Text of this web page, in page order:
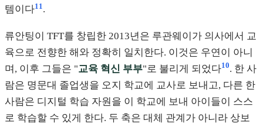
템이다11 .
류안팅이 TFT를 창립한 2013년은 루관웨이가 의사에서 교
육으로 전향한 해와 정확히 일치한다. 이것은 우연이 아니
며, 이후 그들은 "교육 혁신 부부"로 불리게 되었다10. 한 사
람은 명문대 졸업생을 오지 학교에 교사로 보내고, 다른 한
사람은 디지털 학습 자원을 이 학교에 보내 아이들이 스스
로 학습할 수 있게 한다. 두 축은 대체 관계가 아니라 상보